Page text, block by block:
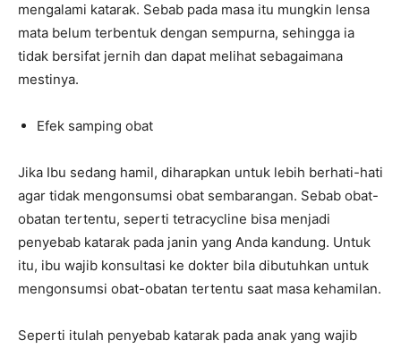
mengalami katarak. Sebab pada masa itu mungkin lensa
mata belum terbentuk dengan sempurna, sehingga ia
tidak bersifat jernih dan dapat melihat sebagaimana
mestinya.
Efek samping obat
Jika Ibu sedang hamil, diharapkan untuk lebih berhati-hati
agar tidak mengonsumsi obat sembarangan. Sebab obat-
obatan tertentu, seperti tetracycline bisa menjadi
penyebab katarak pada janin yang Anda kandung. Untuk
itu, ibu wajib konsultasi ke dokter bila dibutuhkan untuk
mengonsumsi obat-obatan tertentu saat masa kehamilan.
Seperti itulah penyebab katarak pada anak yang wajib